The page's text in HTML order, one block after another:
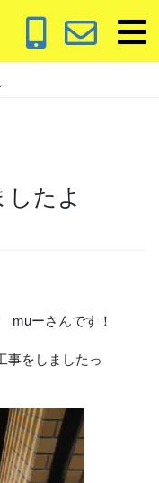
たよ
muーさんです！
事をしましたっ